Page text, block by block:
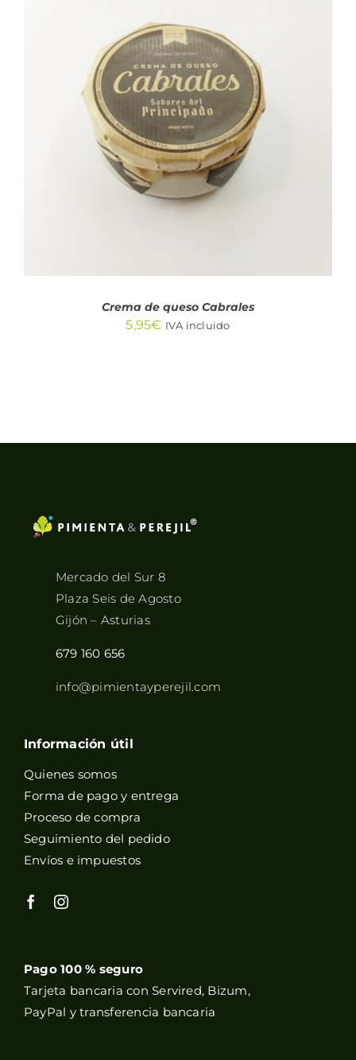
AÑADIR AL CARRITO
DETALLES
Crema de queso Cabrales
5,95€ IVA incluido
Mercado del Sur 8
Plaza Seis de Agosto
Gijón – Asturias
679 160 656
info@pimientayperejil.com
Información útil
Quienes somos
Forma de pago y entrega
Proceso de compra
Seguimiento del pedido
Envíos e impuestos
Pago 100 % seguro
Tarjeta bancaria con Servired, Bizum,
PayPal y transferencia bancaria